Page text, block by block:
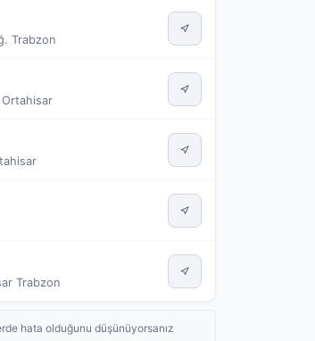
Trabzon
Trabzon
hata olduğunu düşünüyorsanız